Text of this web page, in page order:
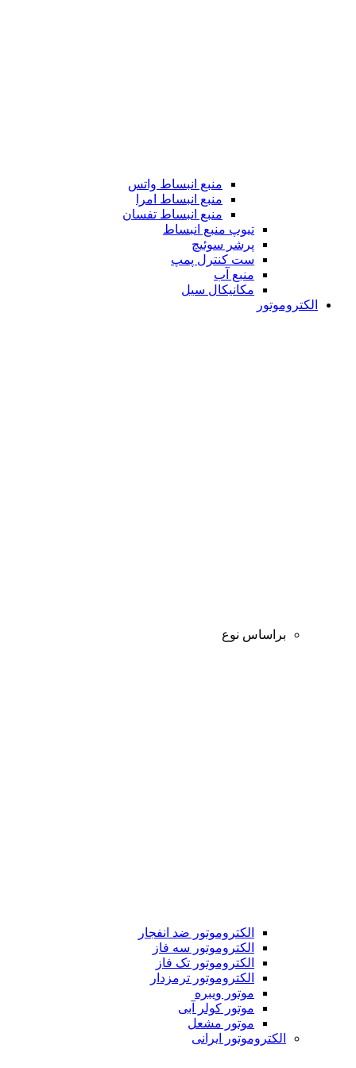
منبع انبساط واتس
منبع انبساط امرا
منبع انبساط تفسان
تیوپ منبع انبساط
پرشر سوئیچ
ست کنترل پمپ
منبع آب
مکانیکال سیل
الکتروموتور
براساس نوع
الکتروموتور ضد انفجار
الکتروموتور سه فاز
الکتروموتور تک فاز
الکتروموتور ترمزدار
موتور ویبره
موتور کولر آبی
موتور مشعل
الکتروموتور ایرانی